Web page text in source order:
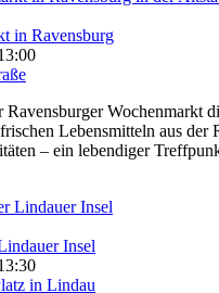
in Ravensburg
Ravensburger Wochenmarkt
Lebensmitteln aus der
– ein lebendiger
Insel
in Lindau